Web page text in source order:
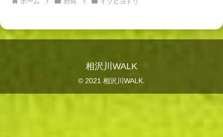
相沢川WALK
© 2021 相沢川WALK.